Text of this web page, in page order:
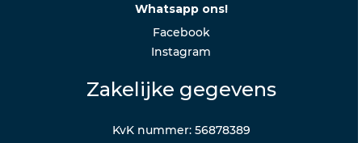
Whatsapp ons!
Facebook
Instagram
Zakelijke gegevens
KvK nummer: 56878389